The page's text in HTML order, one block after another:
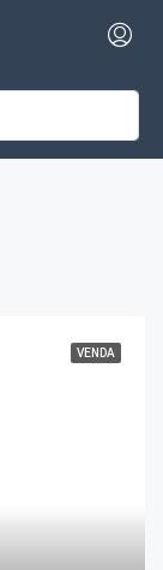
VENDA